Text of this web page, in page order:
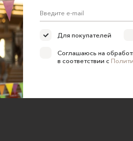
и
Голубая рубашка с
объемными рукавами
TRU.M
Для покупателей
Соглашаюсь на
в соответствии с